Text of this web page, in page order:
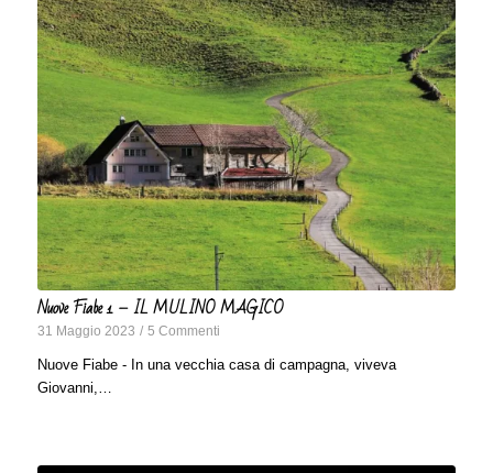
Nuove Fiabe 1 – IL MULINO MAGICO
31 Maggio 2023 / 5 Commenti
Nuove Fiabe - In una vecchia casa di campagna, viveva
Giovanni,…